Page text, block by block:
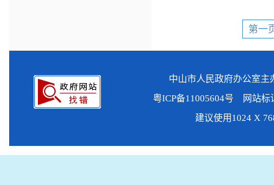
第一
中山市人民政府办公室
粤ICP备11005604号 网站标
建议使用1024 X